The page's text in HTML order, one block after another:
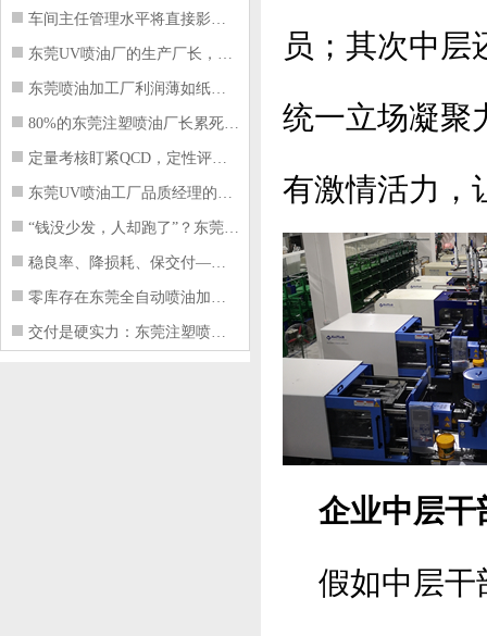
车间主任管理水平将直接影响东莞注塑件
东莞UV喷油厂的生产厂长，到底在给工
东莞喷油加工厂利润薄如纸？这四项基本
80%的东莞注塑喷油厂长累死累活，利
定量考核盯紧QCD，定性评价看好配合
东莞UV喷油工厂品质经理的四项核心管
“钱没少发，人却跑了”？东莞注塑喷油
稳良率、降损耗、保交付——东莞这家U
零库存在东莞全自动喷油加工厂不可行的
交付是硬实力：东莞注塑喷油厂如何用齐
员；其次中层
统一立场凝聚
有激情活力，
企业中层干
假如中层干